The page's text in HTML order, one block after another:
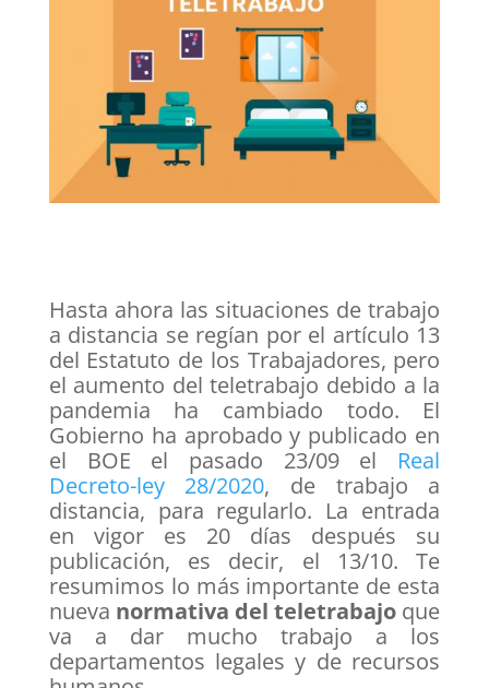
Hasta ahora las situaciones de trabajo
a distancia se regían por el artículo 13
del Estatuto de los Trabajadores, pero
el aumento del teletrabajo debido a la
pandemia ha cambiado todo. El
Gobierno ha aprobado y publicado en
el BOE el pasado 23/09 el Real
Decreto-ley 28/2020, de trabajo a
distancia, para regularlo. La entrada
en vigor es 20 días después su
publicación, es decir, el 13/10. Te
resumimos lo más importante de esta
nueva normativa del teletrabajo que
va a dar mucho trabajo a los
departamentos legales y de recursos